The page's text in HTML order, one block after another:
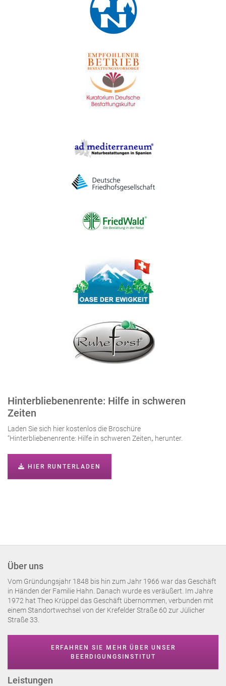
Hinterbliebenenrente: Hilfe in schweren
Zeiten
Laden Sie sich hier kostenlos die Broschüre
“Hinterbliebenenrente: Hilfe in schweren Zeiten„ herunter.
HIER RUNTERLADEN
Über uns
Vom Gründungsjahr 1848 bis hin zum Jahr 1966 war das Geschäft
in Händen der Familie Hahn. Danach wurde es veräußert. Im Jahre
1972 hat Theo Krüppel das Geschäft übernommen, verbunden mit
einem Standortwechsel von der Krefelder Straße 60 zur Jülicher
Straße 33.
ERFAHREN SIE MEHR ÜBER UNSER
BEERDIGUNGSINSTITUT
Leistungen